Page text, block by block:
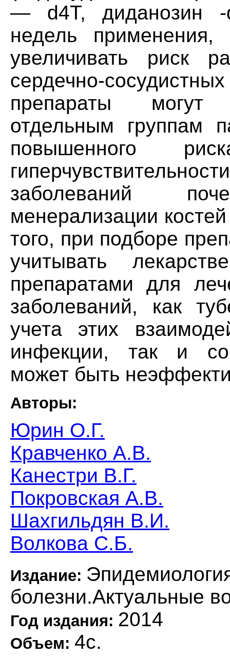
— d4T, диданозин -
недель
увеличивать риск
сердечно-
препараты могут
отдельным группам
повышенного
заболеваний
менерализации
того, при подборе
учитывать
препаратами для
заболеваний, как
учета этих
инфекции, так и
может быть
Авторы:
Юрин О.Г.
Кравченко А.В.
Канестри В.Г.
Покровская А.В.
Шахгильдян В.И.
Волкова С.Б.
Издание:
болезни.Актуальные
Год издания: 2014
Объем: 4с.